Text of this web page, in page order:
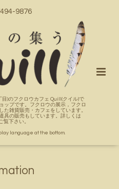
9876
)のフクロウカフェ Quill(クイル)で
ップです。フクロウの展示，フクロ
た雑貨販売・カフェをしています。
具の販売もしています。詳しくは
覧下さい。
language at the bottom.